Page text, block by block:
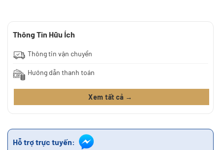
Thông Tin Hữu Ích
Thông tin vận chuyển
Hướng dẫn thanh toán
Xem tất cả →
Hỗ trợ trực tuyến: